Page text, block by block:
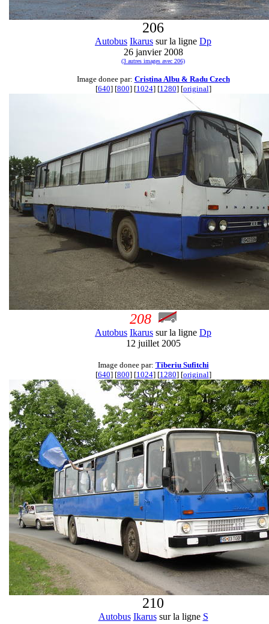
206
Autobus Ikarus sur la ligne Dp
26 janvier 2008
(3 autres images avec 206)
Image donee par: Cristina Albu & Radu Czech
[640] [800] [1024] [1280] [original]
208
Autobus Ikarus sur la ligne Dp
12 juillet 2005
Image donee par: Tiberiu Sufitchi
[640] [800] [1024] [1280] [original]
210
Autobus Ikarussur la ligne S